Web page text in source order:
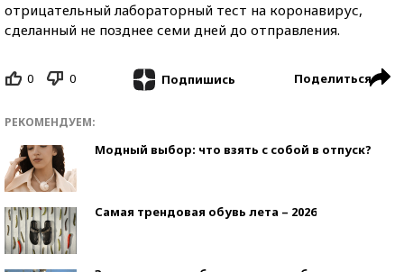
отрицательный лабораторный тест на коронавирус,
сделанный не позднее семи дней до отправления.
0 0 Подпишись Поделиться
РЕКОМЕНДУЕМ:
Модный выбор: что взять с собой в отпуск?
Самая трендовая обувь лета – 2026